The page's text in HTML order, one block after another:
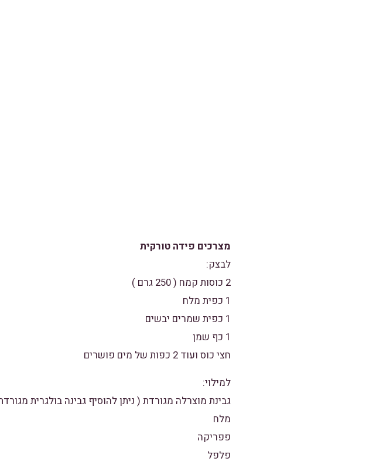
מצרכים פידה טורקית
לבצק:
2 כוסות קמח ( 250 גרם )
1 כפית מלח
1 כפית שמרים יבשים
1 כף שמן
חצי כוס ועוד 2 כפות של מים פושרים
למילוי:
גבינת מוצרלה מגורדת ( ניתן להוסיף גבינה בולגרית
מלח
פפריקה
פלפל